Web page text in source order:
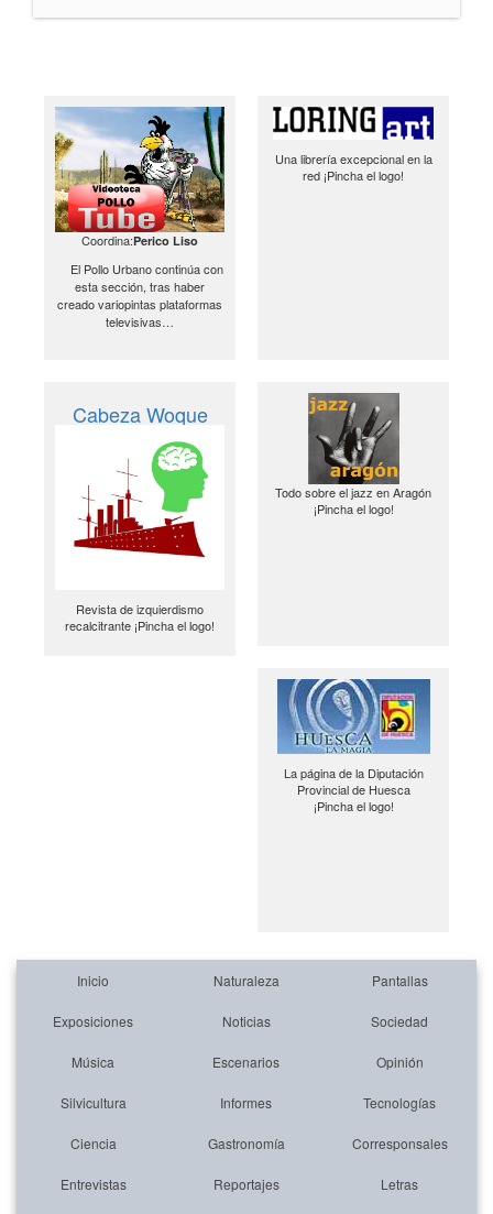
Coordina:Perico Liso
El Pollo Urbano continúa con
esta sección, tras haber
creado variopintas plataformas
televisivas…
Una librería excepcional en la
red ¡Pincha el logo!
Cabeza Woque
Revista de izquierdismo
recalcitrante ¡Pincha el logo!
Todo sobre el jazz en Aragón
¡Pincha el logo!
La página de la Diputación
Provincial de Huesca
¡Pincha el logo!
Inicio Naturaleza Pantallas
Exposiciones Noticias Sociedad
Música Escenarios Opinión
Silvicultura Informes Tecnologías
Ciencia Gastronomía Corresponsales
Entrevistas Reportajes Letras